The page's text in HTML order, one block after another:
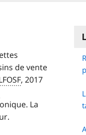
de vente
, 2017
La